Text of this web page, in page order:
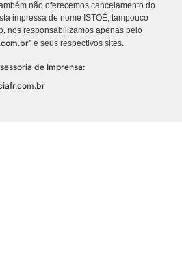
não oferecemos cancelamento do
impressa de nome ISTOÉ, tampouco
nos responsabilizamos apenas pelo
” e seus respectivos sites.
de Imprensa: